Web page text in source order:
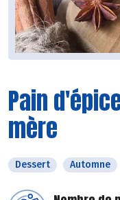
Pain
mère
Dessert Automne